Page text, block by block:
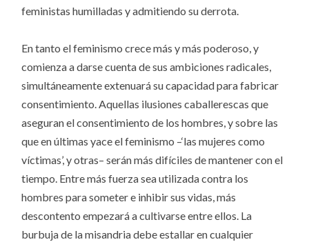
feministas humilladas y admitiendo su derrota.
En tanto el feminismo crece más y más poderoso, y
comienza a darse cuenta de sus ambiciones radicales,
simultáneamente extenuará su capacidad para fabricar
consentimiento. Aquellas ilusiones caballerescas que
aseguran el consentimiento de los hombres, y sobre las
que en últimas yace el feminismo –‘las mujeres como
víctimas’, y otras– serán más difíciles de mantener con el
tiempo. Entre más fuerza sea utilizada contra los
hombres para someter e inhibir sus vidas, más
descontento empezará a cultivarse entre ellos. La
burbuja de la misandria debe estallar en cualquier